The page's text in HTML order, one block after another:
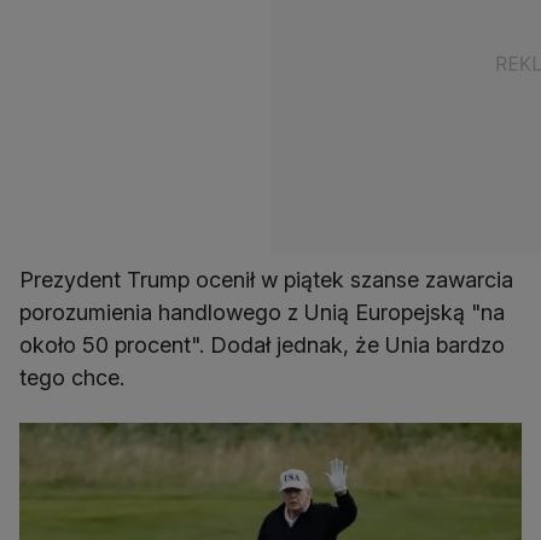
Prezydent Trump ocenił w piątek szanse zawarcia
porozumienia handlowego z Unią Europejską "na
około 50 procent". Dodał jednak, że Unia bardzo
tego chce.